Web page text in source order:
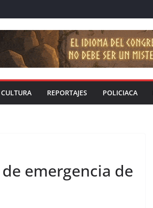
CULTURA REPORTAJES POLICIACA
emergencia de